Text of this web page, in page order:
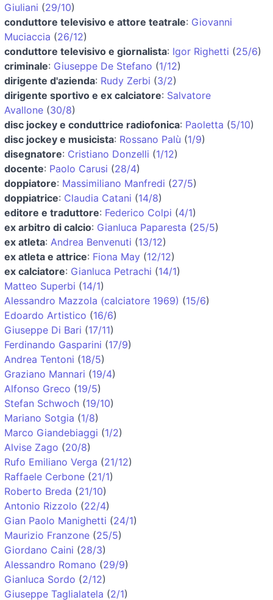
Giuliani (29/10)
conduttore televisivo e attore teatrale: Giovanni
Muciaccia (26/12)
conduttore televisivo e giornalista: Igor Righetti (25/6)
criminale: Giuseppe De Stefano (1/12)
dirigente d'azienda: Rudy Zerbi (3/2)
dirigente sportivo e ex calciatore: Salvatore
Avallone (30/8)
disc jockey e conduttrice radiofonica: Paoletta (5/10)
disc jockey e musicista: Rossano Palù (1/9)
disegnatore: Cristiano Donzelli (1/12)
docente: Paolo Carusi (28/4)
doppiatore: Massimiliano Manfredi (27/5)
doppiatrice: Claudia Catani (14/8)
editore e traduttore: Federico Colpi (4/1)
ex arbitro di calcio: Gianluca Paparesta (25/5)
ex atleta: Andrea Benvenuti (13/12)
ex atleta e attrice: Fiona May (12/12)
ex calciatore: Gianluca Petrachi (14/1)
Matteo Superbi (14/1)
Alessandro Mazzola (calciatore 1969) (15/6)
Edoardo Artistico (16/6)
Giuseppe Di Bari (17/11)
Ferdinando Gasparini (17/9)
Andrea Tentoni (18/5)
Graziano Mannari (19/4)
Alfonso Greco (19/5)
Stefan Schwoch (19/10)
Mariano Sotgia (1/8)
Marco Giandebiaggi (1/2)
Alvise Zago (20/8)
Rufo Emiliano Verga (21/12)
Raffaele Cerbone (21/1)
Roberto Breda (21/10)
Antonio Rizzolo (22/4)
Gian Paolo Manighetti (24/1)
Maurizio Franzone (25/5)
Giordano Caini (28/3)
Alessandro Romano (29/9)
Gianluca Sordo (2/12)
Giuseppe Taglialatela (2/1)